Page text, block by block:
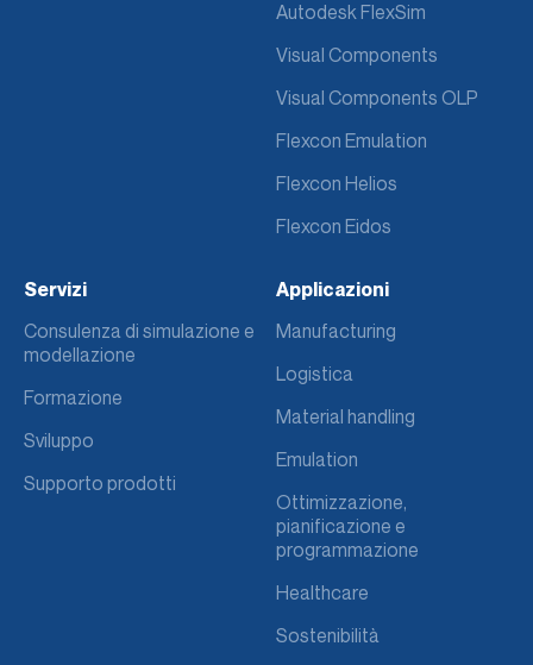
Autodesk FlexSim
Visual Components
Visual Components OLP
Flexcon Emulation
Flexcon Helios
Flexcon Eidos
Servizi
Consulenza di simulazione e
modellazione
Formazione
Sviluppo
Supporto prodotti
Applicazioni
Manufacturing
Logistica
Material handling
Emulation
Ottimizzazione,
pianificazione e
programmazione
Healthcare
Sostenibilità